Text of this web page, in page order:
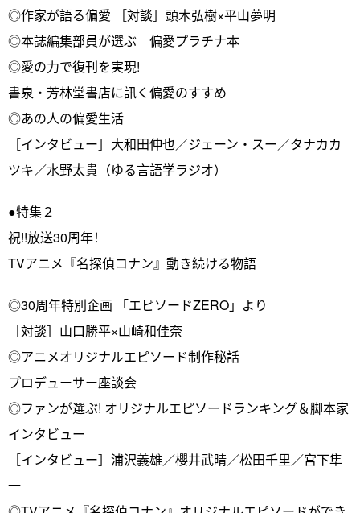
◎作家が語る偏愛 ［対談］頭木弘樹×平山夢明
◎本誌編集部員が選ぶ 偏愛プラチナ本
◎愛の力で復刊を実現!
書泉・芳林堂書店に訊く偏愛のすすめ
◎あの人の偏愛生活
［インタビュー］大和田伸也／ジェーン・スー／タナカカ
ツキ／水野太貴（ゆる言語学ラジオ）
●特集２
祝!!放送30周年！
TVアニメ『名探偵コナン』動き続ける物語
◎30周年特別企画 「エピソードZERO」より
［対談］山口勝平×山崎和佳奈
◎アニメオリジナルエピソード制作秘話
プロデューサー座談会
◎ファンが選ぶ! オリジナルエピソードランキング＆脚本家
インタビュー
［インタビュー］浦沢義雄／櫻井武晴／松田千里／宮下隼
一